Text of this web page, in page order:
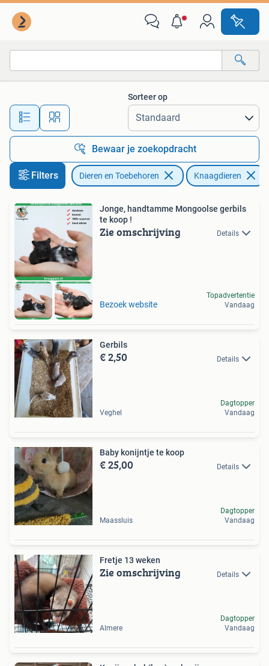
Alle afstanden…
Sorteer op
Bewaar je zoekopdracht
Filters Dieren en Toebehoren Knaagdieren
Jonge, handtamme Mongoolse gerbils
te koop !
Zie omschrijving Details
Bezoek website
Topadvertentie
Vandaag
Gerbils
€ 2,50 Details
Veghel
Dagtopper
Vandaag
Baby konijntje te koop
€ 25,00 Details
Maassluis
Dagtopper
Vandaag
Fretje 13 weken
Zie omschrijving Details
Almere
Dagtopper
Vandaag